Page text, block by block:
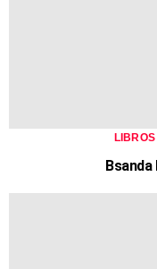
LIBROS
Bsanda